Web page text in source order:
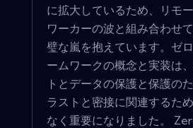
に拡大しているため、リモ
ワーカーの波と組み合わせ
璧な嵐を抱えています。ゼ
ームワークの概念と実装は
トとデータの保護と保護の
ラストと密接に関連するた
なく重要になりました。